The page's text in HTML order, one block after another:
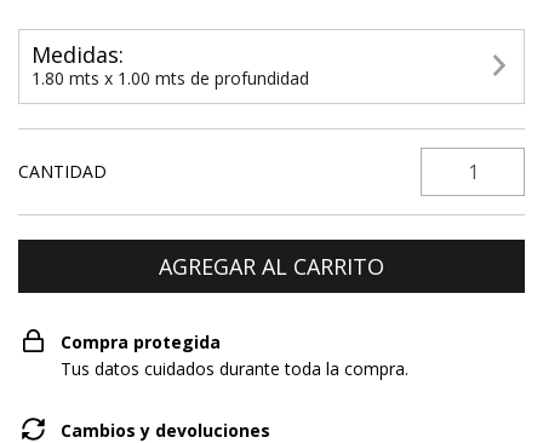
Medidas:
1.80 mts x 1.00 mts de profundidad
CANTIDAD
Compra protegida
Tus datos cuidados durante toda la compra.
Cambios y devoluciones